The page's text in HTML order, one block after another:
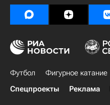
Футбол Фигурное катание
Спецпроекты
Реклама